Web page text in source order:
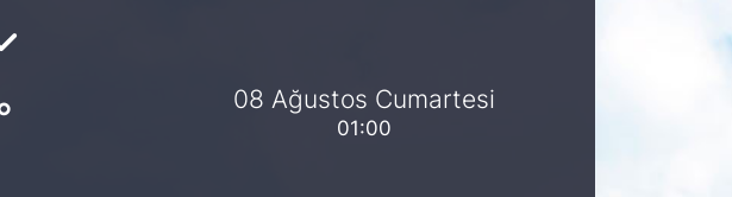
08 Ağustos Cumartesi
01:00